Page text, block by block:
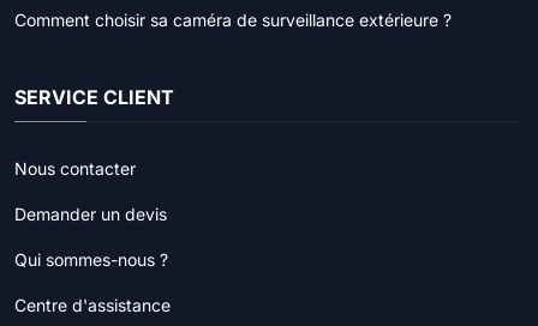
Comment choisir sa caméra de surveillance extérieure ?
SERVICE CLIENT
Nous contacter
Demander un devis
Qui sommes-nous ?
Centre d'assistance